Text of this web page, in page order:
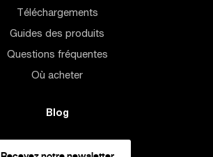
Téléchargements
Guides des produits
Questions fréquentes
Où acheter
Blog